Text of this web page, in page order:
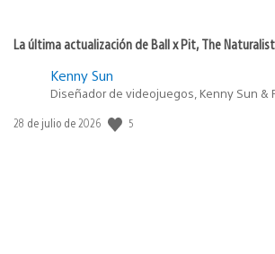
La última actualización de Ball x Pit, The
Kenny Sun
Diseñador de videojuegos, Kenny Sun &
Fecha
28 de julio de 2026 5